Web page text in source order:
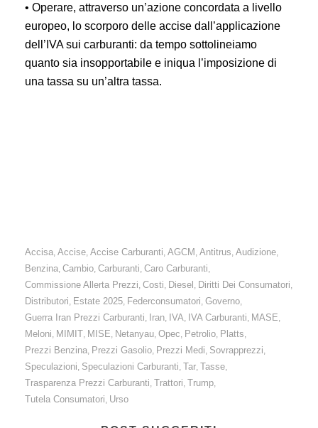
• Operare, attraverso un’azione concordata a livello
europeo, lo scorporo delle accise dall’applicazione
dell’IVA sui carburanti: da tempo sottolineiamo
quanto sia insopportabile e iniqua l’imposizione di
una tassa su un’altra tassa.
Accisa, Accise, Accise Carburanti, AGCM , Antitrus, Audizione,
Benzina, Cambio, Carburanti, Caro Carburanti,
Commissione Allerta Prezzi, Costi, Diesel , Diritti Dei Consumatori,
Distributori, Estate 2025, Federconsumatori, Governo,
Guerra Iran Prezzi Carburanti, Iran, IVA, IVA Carburanti, MASE,
Meloni, MIMIT, MISE, Netanyau, Opec, Petrolio, Platts,
Prezzi Benzina, Prezzi Gasolio, Prezzi Medi, Sovrapprezzi,
Speculazioni, Speculazioni Carburanti, Tar, Tasse,
Trasparenza Prezzi Carburanti, Trattori, Trump,
Tutela Consumatori, Urso